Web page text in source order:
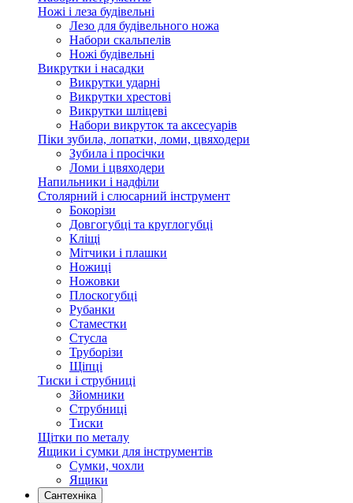
Ножі і леза будівельні
Лезо для будівельного ножа
Набори скальпелів
Ножі будівельні
Викрутки і насадки
Викрутки ударні
Викрутки хрестові
Викрутки шліцеві
Набори викруток та аксесуарів
Піки зубила, лопатки, ломи, цвяходери
Зубила і просічки
Ломи і цвяходери
Напильники і надфіли
Столярний і слюсарний інструмент
Бокорізи
Довгогубці та круглогубці
Кліщі
Мітчики і плашки
Ножиці
Ножовки
Плоскогубці
Рубанки
Стаместки
Стусла
Труборізи
Щіпці
Тиски і струбниці
Зйомники
Струбниці
Тиски
Щітки по металу
Ящики і сумки для інструментів
Сумки, чохли
Ящики
Сантехніка